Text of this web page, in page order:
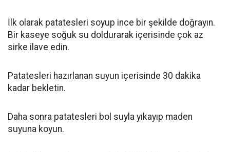
İlk olarak patatesleri soyup ince bir şekilde doğrayın.
Bir kaseye soğuk su doldurarak içerisinde çok az
sirke ilave edin.
Patatesleri hazırlanan suyun içerisinde 30 dakika
kadar bekletin.
Daha sonra patatesleri bol suyla yıkayıp maden
suyuna koyun.